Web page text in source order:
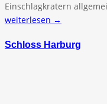
Einschlagkratern
weiterlesen →
Schloss Harburg